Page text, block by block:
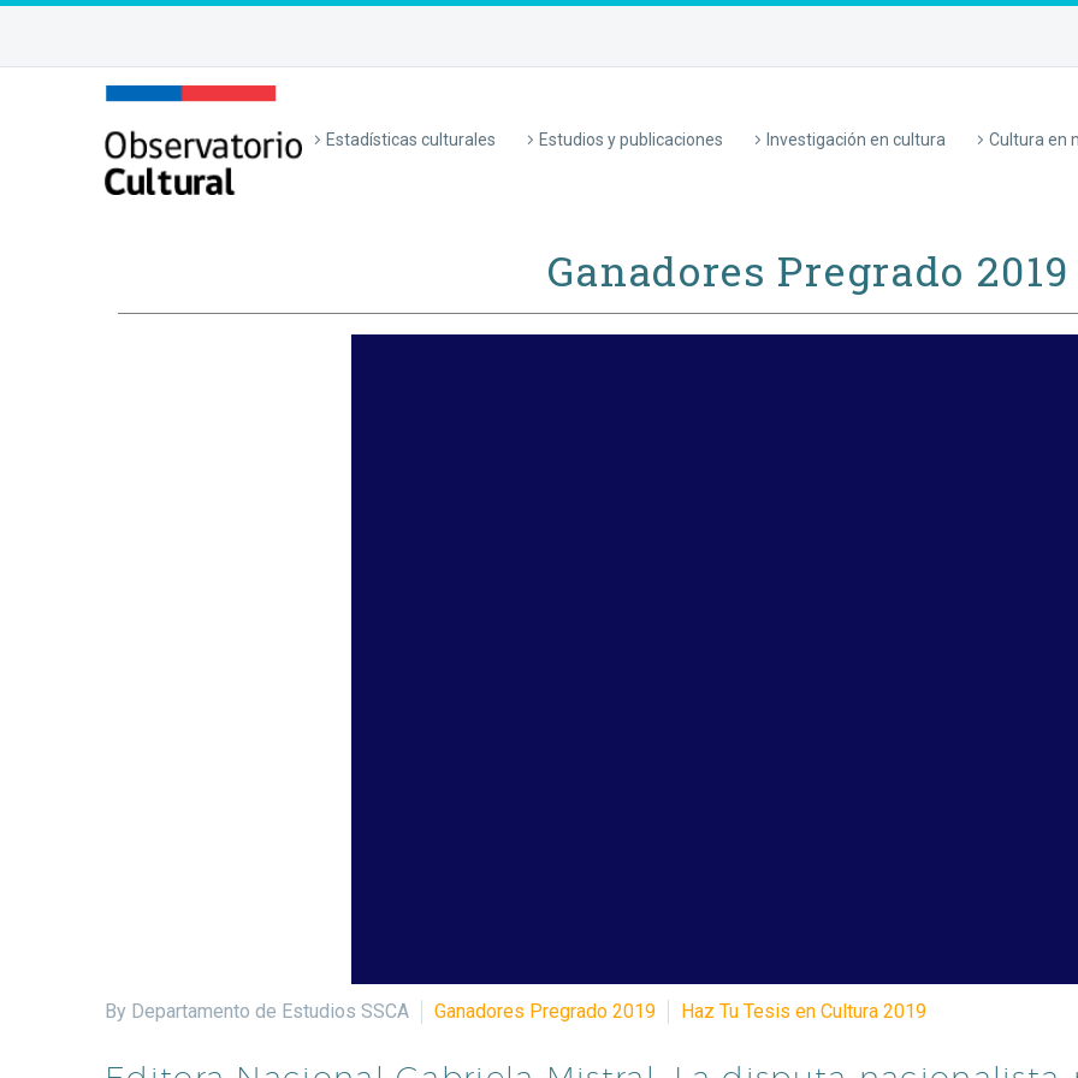
Estadísticas culturales Estudios y publicaciones Investigación en cultura Cultura en
Ganadores Pregrado 2019
By Departamento de Estudios SSCA Ganadores Pregrado 2019 Haz Tu Tesis en Cultura 2019